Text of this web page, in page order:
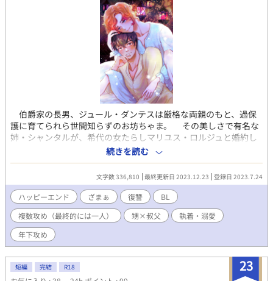
伯爵家の長男、ジュール・ダンテスは厳格な両親のもと、過保
護に育てられら世間知らずのお坊ちゃま。 その美しさで有名な
姉・シャンタルが、希代の女たらしマリユス・ロルジュと婚約し
たことを知ったジュールは、その結婚に反対するため、マリユス
へ抗議に向かう。 だが、箱入り息子のジュールは、百戦錬磨の
マリユスにあっさり陥落され、秘密の愛人にされてしまう。 姉
のシャンタルとマリユスの結婚後も、マリユスとのただれた関係
を続けていたジュールだったが、その逢瀬を父親に目撃され、そ
れを引き金に、マリユスはほかの女性との数々の浮気が明るみに
出る。 王の側室とも姦通していたことがバレたマリユスは、国
外追放の処分を受けるが、姉からの命令でジュールは、マリユス
と先妻との息子であるテオドールを引き取る羽目になってしま
に一度、男の精をその身に受けないと衰弱死してしまうという宿
命を負ってしまった。 シャンタルは言った。「あなたがテオド
続きを読む
文字数 336,810 最終更新日 2023.12.23 登録日 2023.7.24
ハッピーエンド ざまぁ 復讐
BL
複数攻め（最終的には一人）
甥×叔父
執着・溺愛
年下攻め
23
短編 完結 R18